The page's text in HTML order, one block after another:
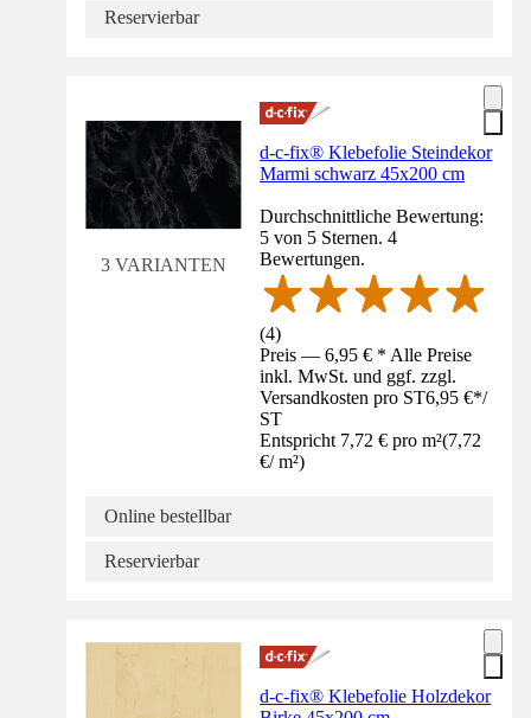
Reservierbar
3 VARIANTEN
d-c-fix® Klebefolie Steindekor
Marmi schwarz 45x200 cm
Durchschnittliche Bewertung:
5 von 5 Sternen. 4
Bewertungen.
(4)
Preis — 6,95 € * Alle Preise
inkl. MwSt. und ggf. zzgl.
Versandkosten pro ST6,95 €*/
ST
Entspricht 7,72 € pro m²(7,72
€/ m²)
Online bestellbar
Reservierbar
d-c-fix® Klebefolie Holzdekor